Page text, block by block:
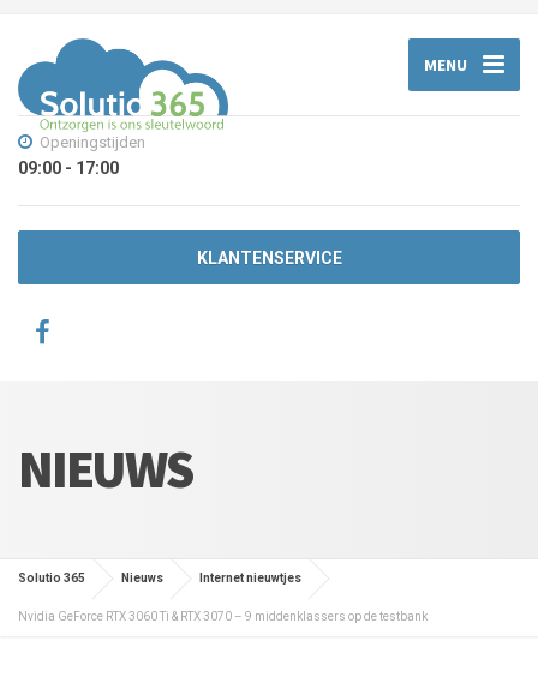
MENU
Openingstijden
09:00 - 17:00
KLANTENSERVICE
NIEUWS
Solutio 365 Nieuws Internet nieuwtjes
Nvidia GeForce RTX 3060 Ti & RTX 3070 – 9 middenklassers op de testbank